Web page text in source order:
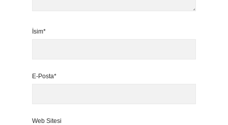
İsim*
E-Posta*
Web Sitesi